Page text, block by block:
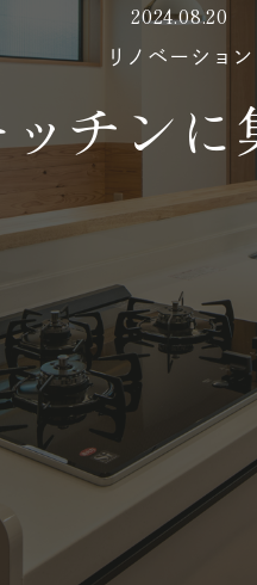
2024.08.20
リノベーション
チンに